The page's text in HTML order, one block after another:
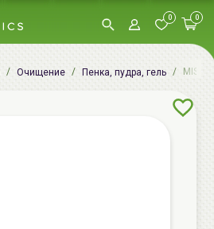
0 0
Очищение Пенка, пудра, гель